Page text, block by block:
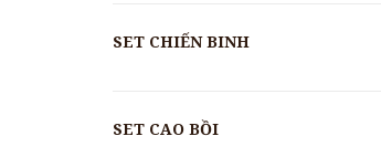
SET CHIẾN BINH
SET CAO BỒI